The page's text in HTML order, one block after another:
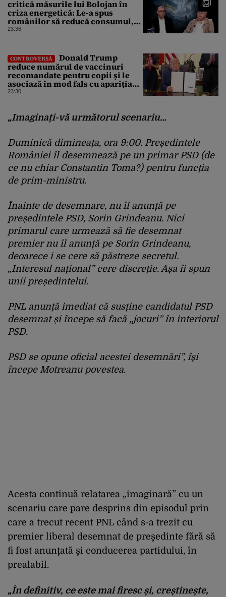
critică măsurile lui Bolojan în
criza energetică: Le-a spus
românilor să reducă consumul,
dar la Palatul Victoria becurile
23:36
CONTROVERSĂ
Donald Trump
reduce numărul de vaccinuri
recomandate pentru copii și le
asociază în mod fals cu apariția
autismului
23:30
„Imaginați-vă următorul scenariu…
Duminică dimineața, ora 9:00. Președintele
României îl desemnează pe un primar PSD (de
ce nu chiar Constantin Toma?) pentru funcția
de prim-ministru.
Înainte de desemnare, nu îl anunță pe
președintele PSD, Sorin Grindeanu. Nici
primarul care urmează să fie desemnat
premier nu îl anunță pe Sorin Grindeanu,
deoarece i se cere să păstreze secretul.
„Interesul național” cere discreție. Așa îi spun
unii președintelui.
PNL anunță imediat că susține candidatul PSD
desemnat și începe să facă „jocuri” în interiorul
PSD.
PSD se opune oficial acestei desemnări”,îşi
începe Motreanu povestea.
Acesta continuă relatarea „imaginară” cu un
scenariu care pare desprins din episodul prin
care a trecut recent PNL când s-a trezit cu
premier liberal desemnat de preşedinte fără să
fi fost anunţată şi conducerea partidului, în
prealabil.
„În definitiv, ce este mai firesc și, creștinește,